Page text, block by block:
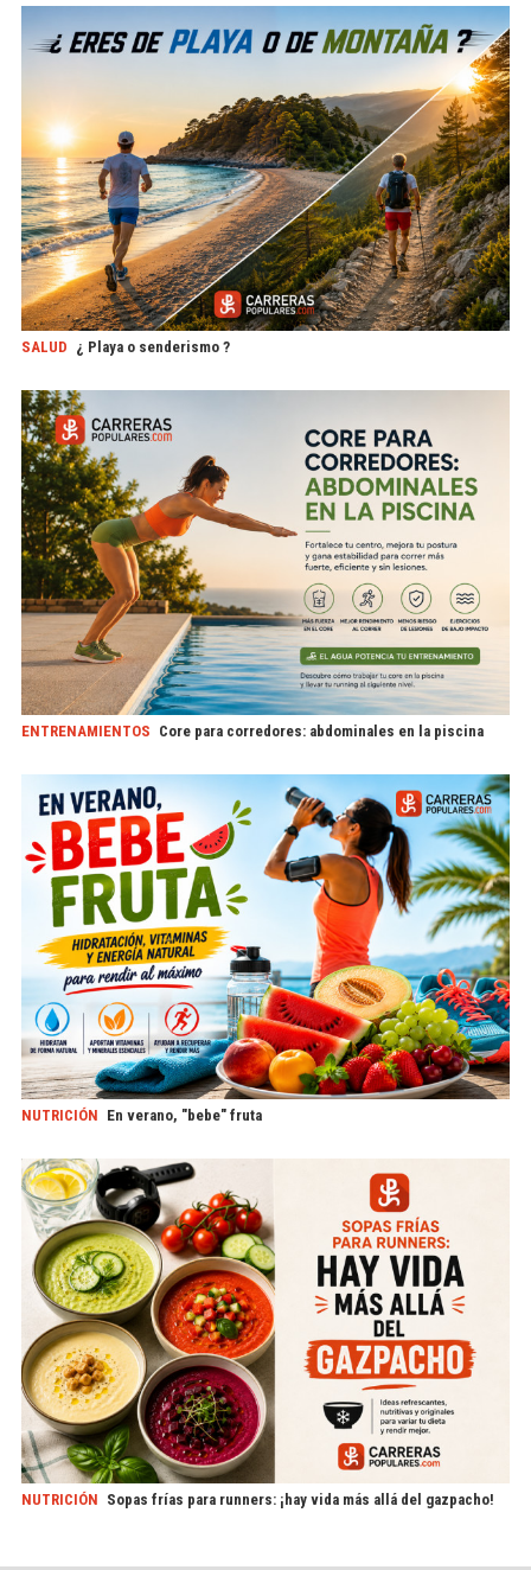
SALUD ¿ Playa o senderismo ?
ENTRENAMIENTOS Core para corredores: abdominales en la piscina
NUTRICIÓN En verano, "bebe" fruta
NUTRICIÓN Sopas frías para runners: ¡hay vida más allá del gazpacho!